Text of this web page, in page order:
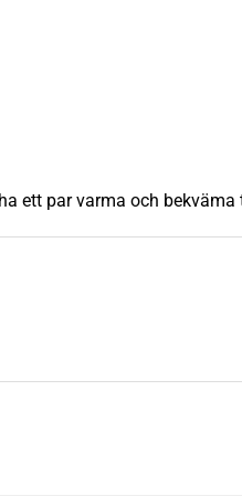
ett par varma och